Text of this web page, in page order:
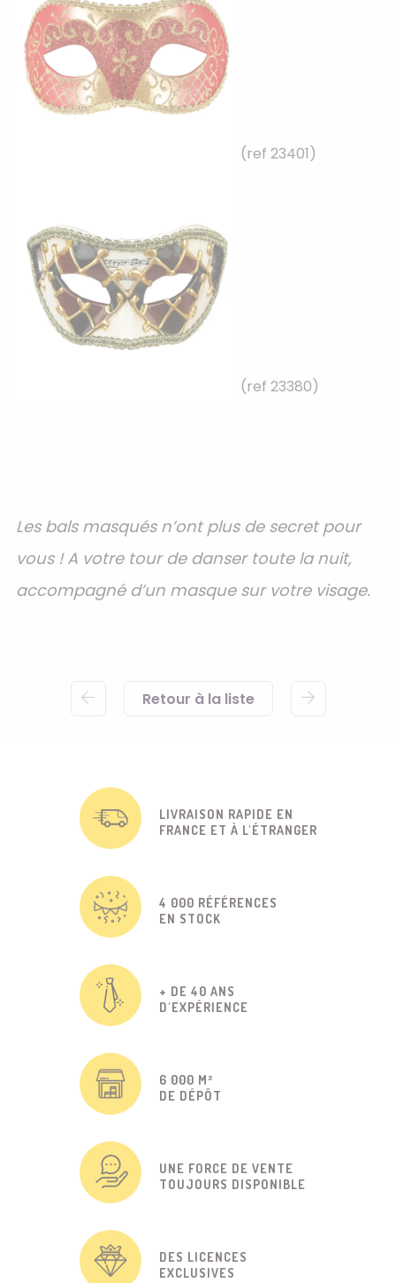
(ref 23401)
(ref 23380)
Les bals masqués n’ont plus de secret pour
vous ! A votre tour de danser toute la nuit,
accompagné d’un masque sur votre visage.
Retour à la liste
LIVRAISON RAPIDE EN
FRANCE ET À L'ÉTRANGER
4 000 RÉFÉRENCES
EN STOCK
+ DE 40 ANS
D'EXPÉRIENCE
6 000 M²
DE DÉPÔT
UNE FORCE DE VENTE
TOUJOURS DISPONIBLE
DES LICENCES
EXCLUSIVES